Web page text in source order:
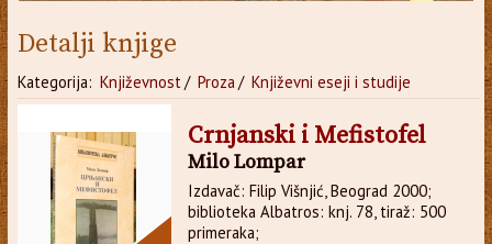
Detalji knjige
Kategorija: Književnost/ Proza/ Književni eseji i studije
Crnjanski i Mefistofel
Milo Lompar
Izdavač: Filip Višnjić, Beograd 2000;
biblioteka Albatros: knj. 78, tiraž: 500
primeraka;